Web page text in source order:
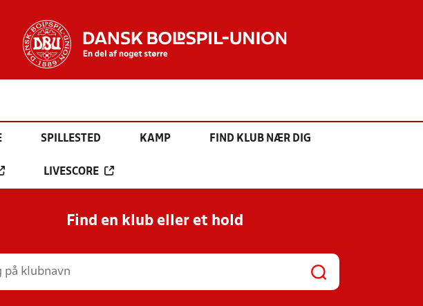
SPILLESTED KAMP FIND KLUB NÆR DIG
LIVESCORE
Find en klub eller et hold